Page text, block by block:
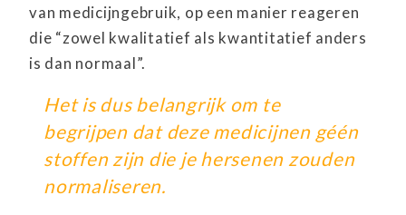
van medicijngebruik, op een manier reageren
die “zowel kwalitatief als kwantitatief anders
is dan normaal”.
Het is dus belangrijk om te
begrijpen dat deze medicijnen géén
stoffen zijn die je hersenen zouden
normaliseren.